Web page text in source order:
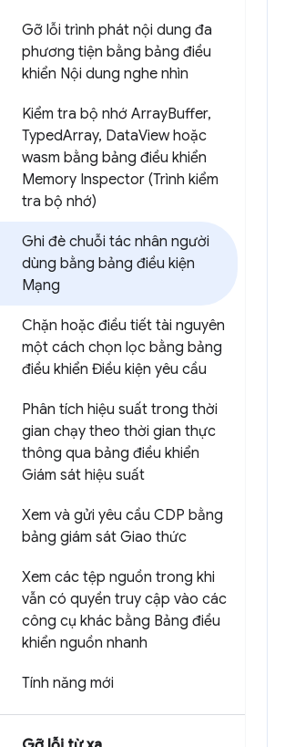
Gỡ lỗi trình phát nội dung đa
phương tiện bằng bảng điều
khiển Nội dung nghe nhìn
Kiểm tra bộ nhớ ArrayBuffer,
TypedArray, DataView hoặc
wasm bằng bảng điều khiển
Memory Inspector (Trình kiểm
tra bộ nhớ)
Ghi đè chuỗi tác nhân người
dùng bằng bảng điều kiện
Mạng
Chặn hoặc điều tiết tài nguyên
một cách chọn lọc bằng bảng
điều khiển Điều kiện yêu cầu
Phân tích hiệu suất trong thời
gian chạy theo thời gian thực
thông qua bảng điều khiển
Giám sát hiệu suất
Xem và gửi yêu cầu CDP bằng
bảng giám sát Giao thức
Xem các tệp nguồn trong khi
vẫn có quyền truy cập vào các
công cụ khác bằng Bảng điều
khiển nguồn nhanh
Tính năng mới